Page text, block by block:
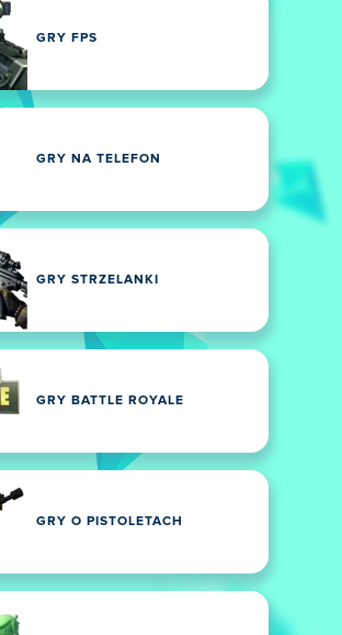
GRY FPS
GRY NA TELEFON
GRY STRZELANKI
GRY BATTLE ROYALE
GRY O PISTOLETACH